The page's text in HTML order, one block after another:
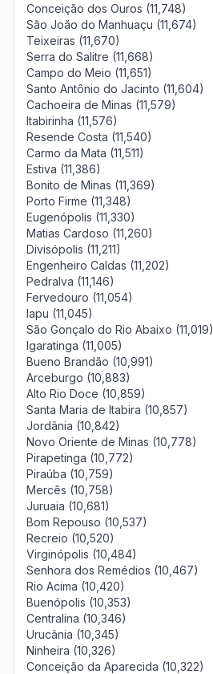
Conceição dos Ouros (11,748)
São João do Manhuaçu (11,674)
Teixeiras (11,670)
Serra do Salitre (11,668)
Campo do Meio (11,651)
Santo Antônio do Jacinto (11,604)
Cachoeira de Minas (11,579)
Itabirinha (11,576)
Resende Costa (11,540)
Carmo da Mata (11,511)
Estiva (11,386)
Bonito de Minas (11,369)
Porto Firme (11,348)
Eugenópolis (11,330)
Matias Cardoso (11,260)
Divisópolis (11,211)
Engenheiro Caldas (11,202)
Pedralva (11,146)
Fervedouro (11,054)
Iapu (11,045)
São Gonçalo do Rio Abaixo (11,019)
Igaratinga (11,005)
Bueno Brandão (10,991)
Arceburgo (10,883)
Alto Rio Doce (10,859)
Santa Maria de Itabira (10,857)
Jordânia (10,842)
Novo Oriente de Minas (10,778)
Pirapetinga (10,772)
Piraúba (10,759)
Mercês (10,758)
Juruaia (10,681)
Bom Repouso (10,537)
Recreio (10,520)
Virginópolis (10,484)
Senhora dos Remédios (10,467)
Rio Acima (10,420)
Buenópolis (10,353)
Centralina (10,346)
Urucânia (10,345)
Ninheira (10,326)
Conceição da Aparecida (10,322)